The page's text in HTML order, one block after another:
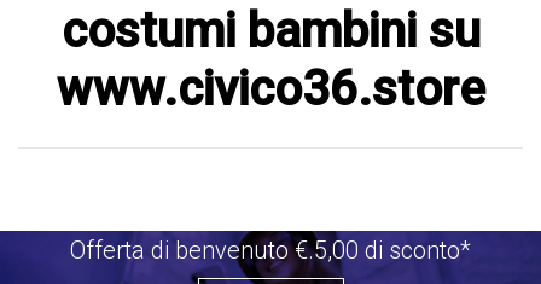
costumi bambini su
www.civico36.store
Offerta di benvenuto €.5,00 di sconto*